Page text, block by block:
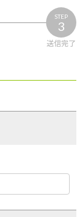
STEP
3
送信完了